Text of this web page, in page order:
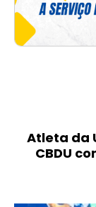
Atleta da
CBDU